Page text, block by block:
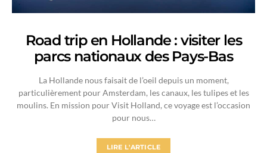
Road trip en Hollande : visiter les
parcs nationaux des Pays-Bas
La Hollande nous faisait de l’oeil depuis un moment,
particulièrement pour Amsterdam, les canaux, les tulipes et les
moulins. En mission pour Visit Holland, ce voyage est l’occasion
pour nous…
LIRE L'ARTICLE